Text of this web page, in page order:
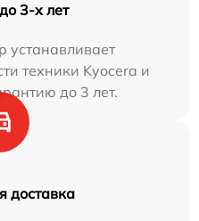
3-х лет
устанавливает
техники Kyocera и
до 3 лет.
доставка